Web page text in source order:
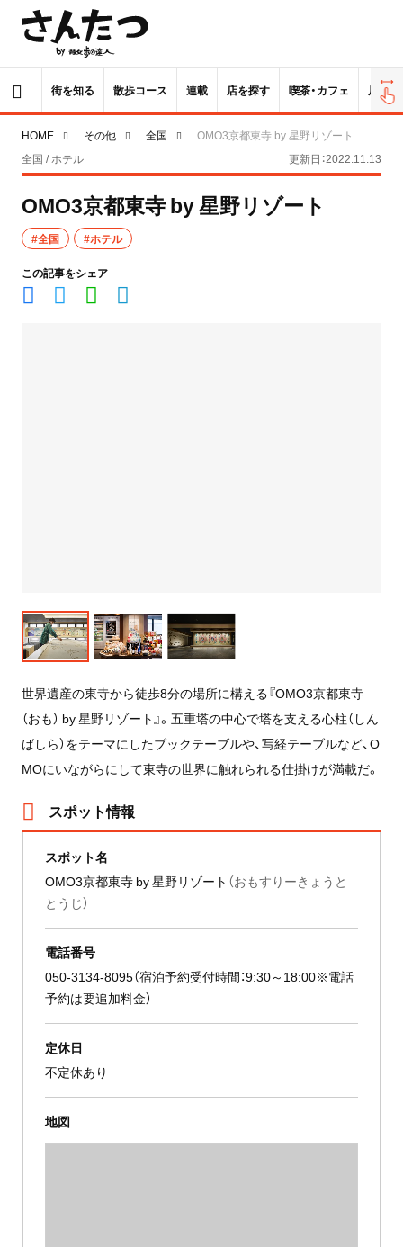
街を知る 散歩コース 連載 店を探す 喫茶・カフェ 居酒屋
HOME その他 全国
OMO3京都東寺 by 星野リゾート
全国 / ホテル
更新日：2022.11.13
OMO3京都東寺 by 星野リゾート
#全国 #ホテル
この記事をシェア
世界遺産の東寺から徒歩8分の場所に構える『OMO3京都東寺
（おも） by 星野リゾート』。五重塔の中心で塔を支える心柱（しん
ばしら）をテーマにしたブックテーブルや、写経テーブルなど、O
MOにいながらにして東寺の世界に触れられる仕掛けが満載だ。
スポット情報
スポット名
OMO3京都東寺 by 星野リゾート （おもすりーきょうと
とうじ）
電話番号
050-3134-8095（宿泊予約受付時間：9:30～18:00※電話
予約は要追加料金）
定休日
不定休あり
地図